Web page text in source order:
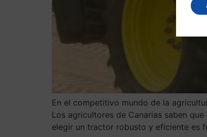
En el competitivo mundo de la
Los agricultores de Canarias saben
elegir un tractor robusto y eficiente es